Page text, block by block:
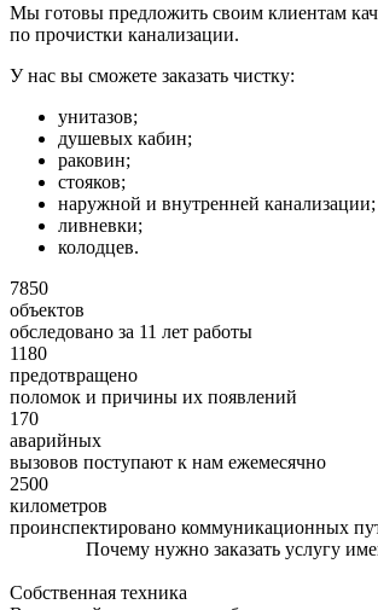
Мы готовы предложить своим клиентам
по прочистки канализации.
У нас вы сможете заказать чистку:
унитазов;
душевых кабин;
раковин;
стояков;
наружной и внутренней канализации;
ливневки;
колодцев.
7850
объектов
обследовано за 11 лет работы
1180
предотвращено
поломок и причины их появлений
170
аварийных
вызовов поступают к нам ежемесячно
2500
километров
проинспектировано коммуникационных
Почему нужно заказать услугу
Собственная техника